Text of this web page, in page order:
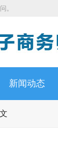
。
新闻动态